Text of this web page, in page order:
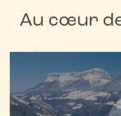
Au cœur